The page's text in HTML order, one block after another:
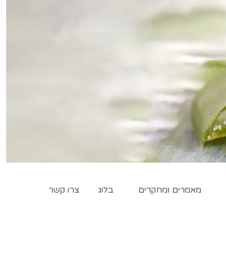
מאמרים ומחקרים בלוג צרו קשר